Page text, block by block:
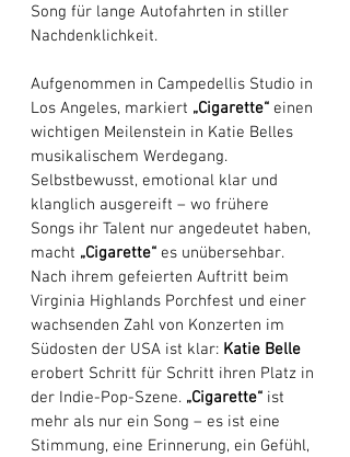
Song für lange Autofahrten in stiller
Nachdenklichkeit.
Aufgenommen in Campedellis Studio in
Los Angeles, markiert „Cigarette“ einen
wichtigen Meilenstein in Katie Belles
musikalischem Werdegang.
Selbstbewusst, emotional klar und
klanglich ausgereift – wo frühere
Songs ihr Talent nur angedeutet haben,
macht „Cigarette“ es unübersehbar.
Nach ihrem gefeierten Auftritt beim
Virginia Highlands Porchfest und einer
wachsenden Zahl von Konzerten im
Südosten der USA ist klar: Katie Belle
erobert Schritt für Schritt ihren Platz in
der Indie-Pop-Szene. „Cigarette“ ist
mehr als nur ein Song – es ist eine
Stimmung, eine Erinnerung, ein Gefühl,